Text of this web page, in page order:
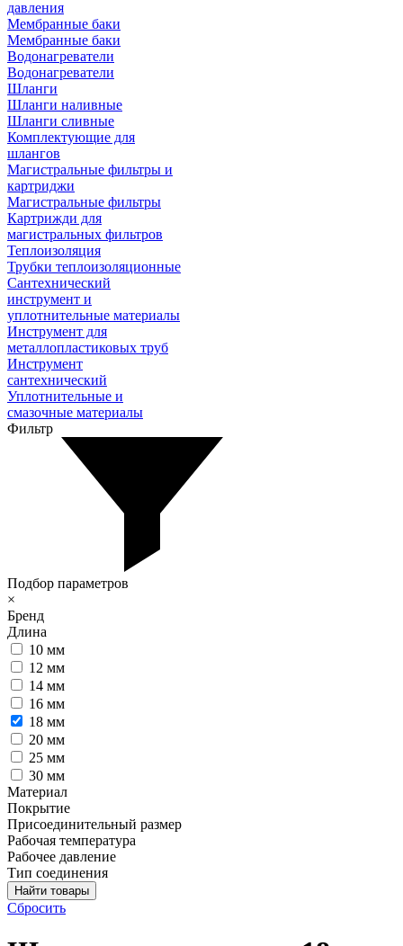
давления
Мембранные баки
Мембранные баки
Водонагреватели
Водонагреватели
Шланги
Шланги наливные
Шланги сливные
Комплектующие для
шлангов
Магистральные фильтры и
картриджи
Магистральные фильтры
Картрижди для
магистральных фильтров
Теплоизоляция
Трубки теплоизоляционные
Сантехнический
инструмент и
уплотнительные материалы
Инструмент для
металлопластиковых труб
Инструмент
сантехнический
Уплотнительные и
смазочные материалы
Фильтр
Подбор параметров
×
Бренд
Длина
10 мм
12 мм
14 мм
16 мм
18 мм
20 мм
25 мм
30 мм
Материал
Покрытие
Присоединительный размер
Рабочая температура
Рабочее давление
Тип соединения
Сбросить